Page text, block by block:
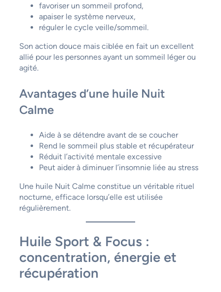
favoriser un sommeil profond,
apaiser le système nerveux,
réguler le cycle veille/sommeil.
Son action douce mais ciblée en fait un excellent
allié pour les personnes ayant un sommeil léger ou
agité.
Avantages d’une huile Nuit
Calme
Aide à se détendre avant de se coucher
Rend le sommeil plus stable et récupérateur
Réduit l’activité mentale excessive
Peut aider à diminuer l’insomnie liée au stress
Une huile Nuit Calme constitue un véritable rituel
nocturne, efficace lorsqu’elle est utilisée
régulièrement.
Huile Sport & Focus :
concentration, énergie et
récupération